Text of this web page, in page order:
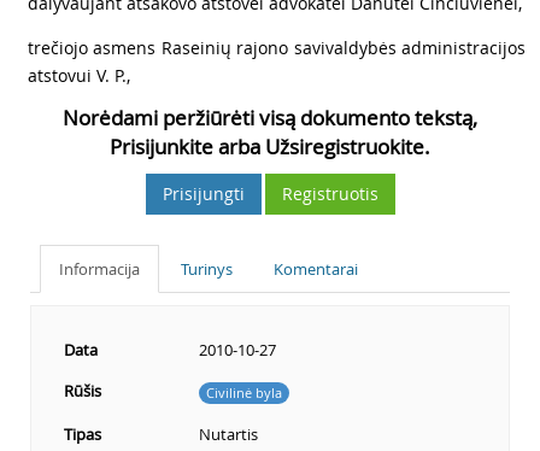
trečiojo asmens Raseinių rajono savivaldybės administracijos
atstovui V. P.,
Norėdami peržiūrėti visą dokumento tekstą,
Prisijunkite arba Užsiregistruokite.
Prisijungti Registruotis
Informacija Turinys Komentarai
Data
2010-10-27
Rūšis
Civilinė byla
Tipas
Nutartis